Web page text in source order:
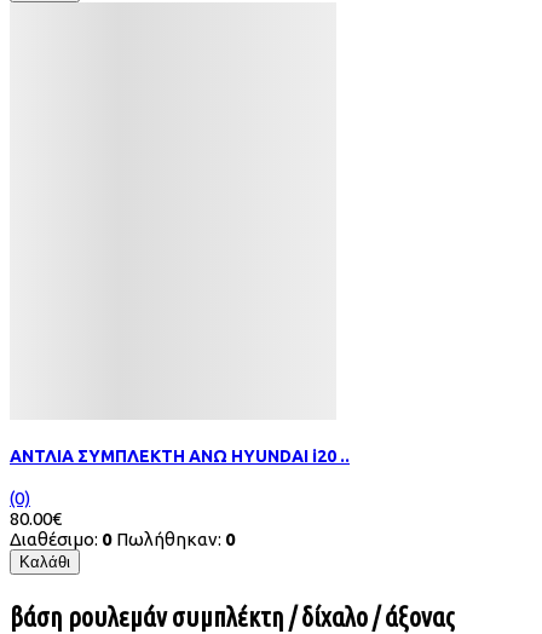
ΑΝΤΛΙΑ ΣΥΜΠΛΕΚΤΗ ΑΝΩ HYUNDAI i20 ..
(0)
80.00€
Διαθέσιμο: 0 Πωλήθηκαν: 0
Καλάθι
βάση ρουλεμάν συμπλέκτη / δίχαλο / άξονας